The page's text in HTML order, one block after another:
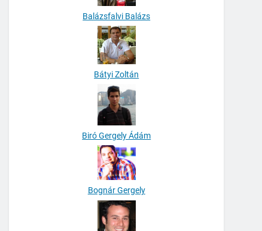
Balázsfalvi Balázs
Bátyi Zoltán
Biró Gergely Ádám
Bognár Gergely